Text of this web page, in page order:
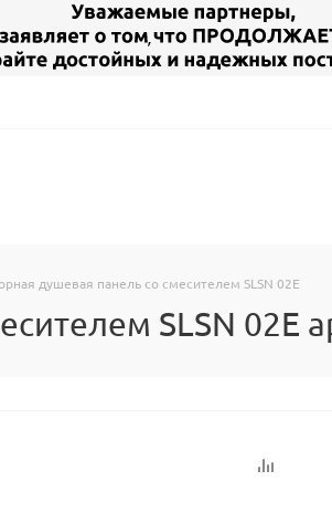
душевая панель со смесителем SLSN 02E
SLSN 02E